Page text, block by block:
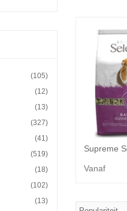
(105)
(12)
(13)
(327)
(41)
(519)
(18)
(102)
(13)
Vanaf